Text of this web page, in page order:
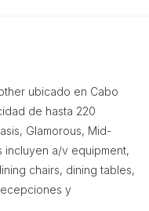
ubicado en Cabo
de hasta 220
Glamorous, Mid-
incluyen a/v equipment,
chairs, dining tables,
y